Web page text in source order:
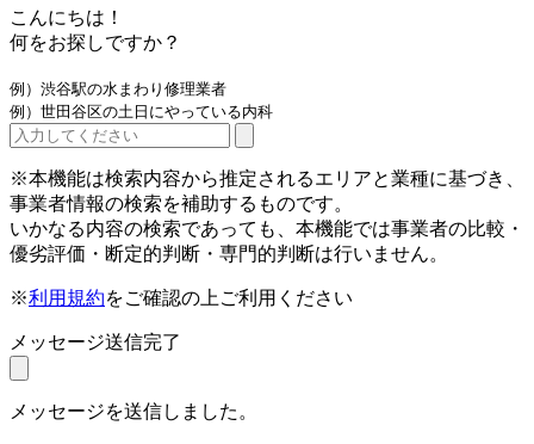
こんにちは！
何をお探しですか？
例）渋谷駅の水まわり修理業者
例）世田谷区の土日にやっている内科
※本機能は検索内容から推定されるエリアと業種に基づき、
事業者情報の検索を補助するものです。
いかなる内容の検索であっても、本機能では事業者の比較・
優劣評価・断定的判断・専門的判断は行いません。
※利用規約をご確認の上ご利用ください
メッセージ送信完了
メッセージを送信しました。